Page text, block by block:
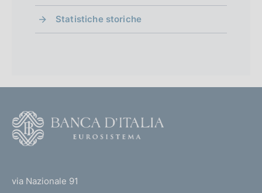
Statistiche storiche
via Nazionale 91